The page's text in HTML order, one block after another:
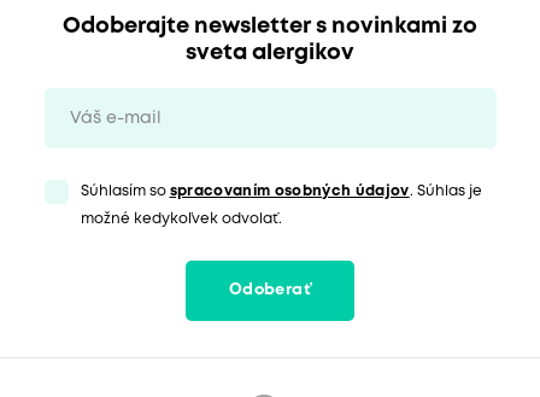
Odoberajte newsletter s novinkami zo
sveta alergikov
Súhlasím so spracovaním osobných údajov. Súhlas je
možné kedykoľvek odvolať.
Odoberať